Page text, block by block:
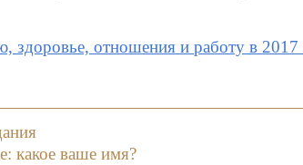
здоровье, отношения и работу в
какое ваше имя?